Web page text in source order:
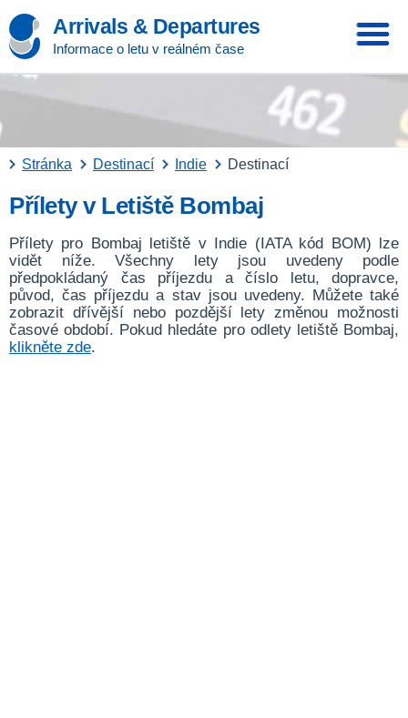
Arrivals & Departures
Informace o letu v reálném čase
Stránka Destinací Indie Destinací
Přílety v Letiště Bombaj
Přílety pro Bombaj letiště v Indie (IATA kód BOM) lze
vidět níže. Všechny lety jsou uvedeny podle
předpokládaný čas příjezdu a číslo letu, dopravce,
původ, čas příjezdu a stav jsou uvedeny. Můžete také
zobrazit dřívější nebo pozdější lety změnou možnosti
časové období. Pokud hledáte pro odlety letiště Bombaj,
klikněte zde.